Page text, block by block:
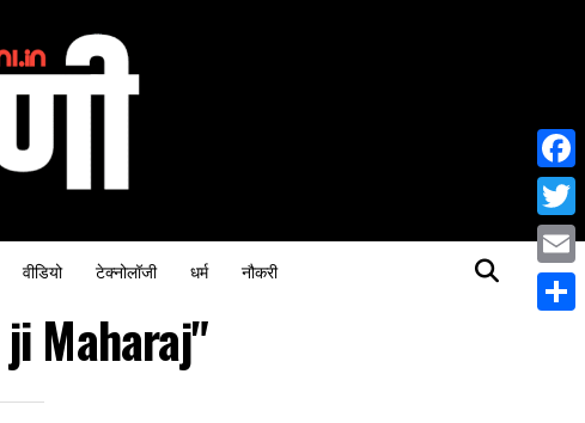
वीडियो टेक्नोलॉजी धर्म नौकरी
Maharaj"
Email